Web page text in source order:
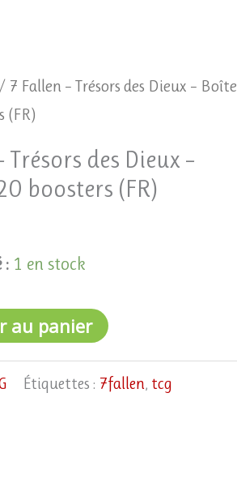
/ 7 Fallen – Trésors des Dieux – Boîte
(FR)
Trésors des Dieux –
boosters (FR)
: 1 en stock
au panier
Étiquettes : 7fallen, tcg